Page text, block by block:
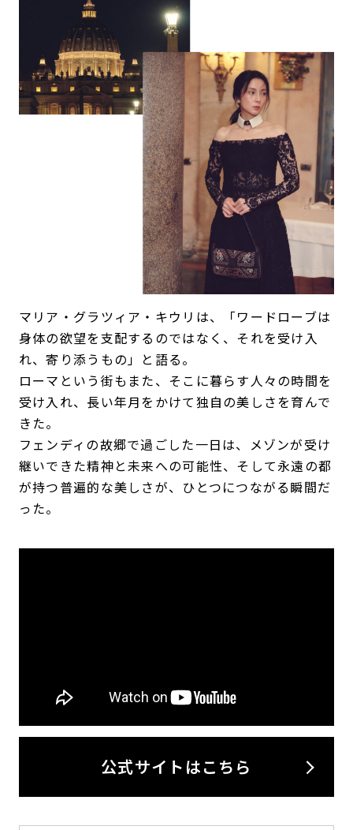
マリア・グラツィア・キウリは、「ワードローブは
身体の欲望を支配するのではなく、それを受け入
れ、寄り添うもの」と語る。
ローマという街もまた、そこに暮らす人々の時間を
受け入れ、長い年月をかけて独自の美しさを育んで
きた。
フェンディの故郷で過ごした一日は、メゾンが受け
継いできた精神と未来への可能性、そして永遠の都
が持つ普遍的な美しさが、ひとつにつながる瞬間だ
った。
公式サイトはこちら